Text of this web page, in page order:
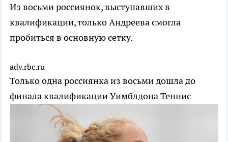
Из восьми россиянок, выступавших в
квалификации, только Андреева смогла
пробиться в основную сетку.
adv.rbc.ru
Только одна россиянка из восьми дошла до
финала квалификации УимблдонаТеннис